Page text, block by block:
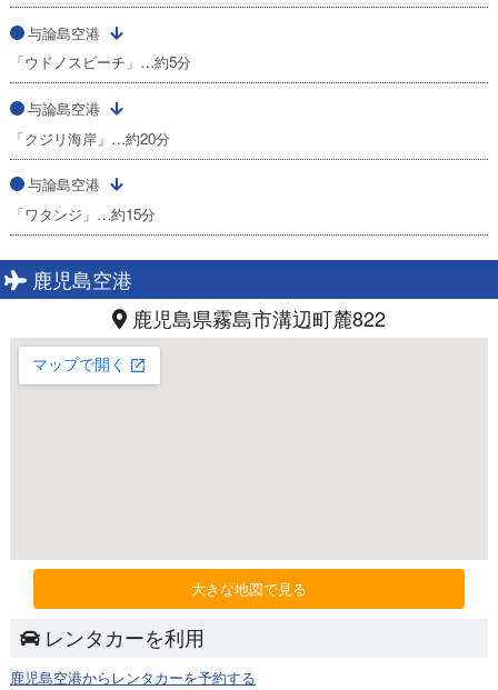
与論島空港
「ウドノスビーチ」…約5分
与論島空港
「クジリ海岸」…約20分
与論島空港
「ワタンジ」…約15分
鹿児島空港
鹿児島県霧島市溝辺町麓822
大きな地図で見る
レンタカーを利用
鹿児島空港からレンタカーを予約する